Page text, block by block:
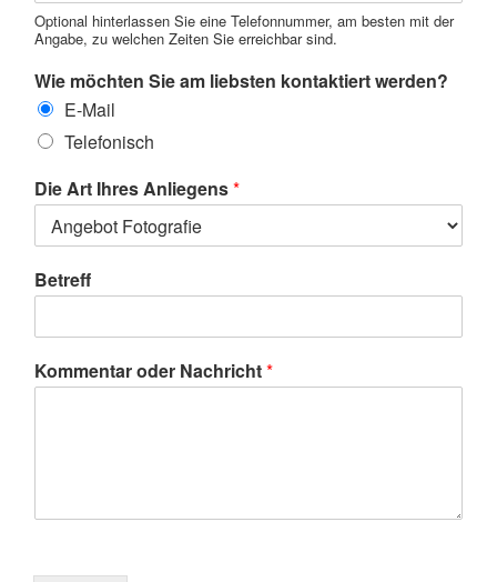
Optional hinterlassen Sie eine Telefonnummer, am besten mit der
Angabe, zu welchen Zeiten Sie erreichbar sind.
Wie möchten Sie am liebsten kontaktiert werden?
E-Mail
Telefonisch
Die Art Ihres Anliegens*
Betreff
Kommentar oder Nachricht*